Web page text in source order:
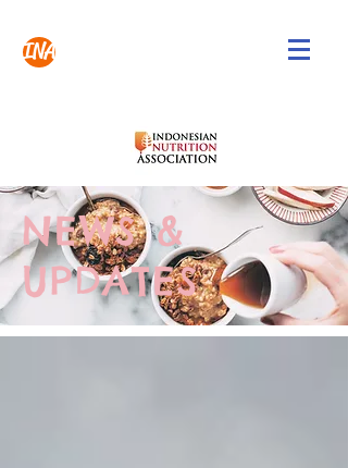
INA
NEWS &
UPDATES